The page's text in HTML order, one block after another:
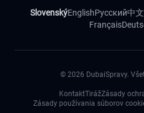
SlovenskýEnglishРусский中文
Français
© 2026 DubaiSpravy.
KontaktTirážZásady
Zásady používania súborov